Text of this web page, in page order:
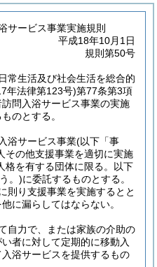
サービス事業実施規則
平成18年10月1日
規則第50号
常生活及び社会生活を総合的
年法律第123号)第77条第3項
問入浴サービス事業の実施
のとする。
浴サービス事業(以下「事
その他支援事業を適切に実施
格を有する団体に限る。以下
。)に委託するものとする。
則り支援事業を実施するとと
に漏らしてはならない。
自力で、または家族の介助の
者に対して定期的に移動入
浴サービスを提供するもの